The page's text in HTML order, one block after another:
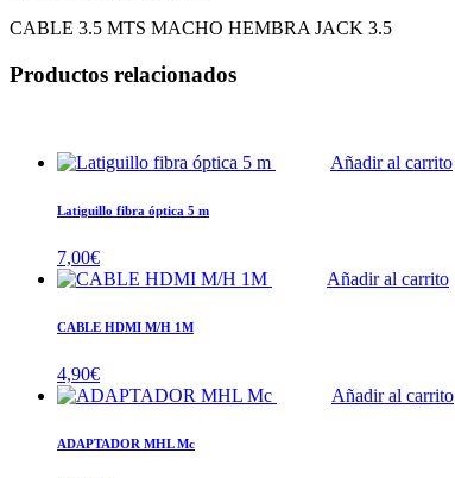
CABLE 3.5 MTS MACHO HEMBRA JACK 3.5
Productos relacionados
Añadir al carrito
Latiguillo fibra óptica 5 m
7,00€
Añadir al carrito
CABLE HDMI M/H 1M
4,90€
Añadir al carrito
ADAPTADOR MHL Mc